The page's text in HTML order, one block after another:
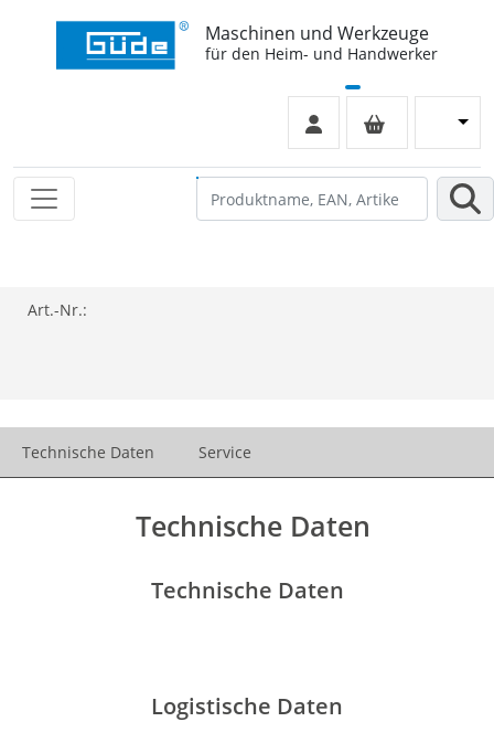
Maschinen und Werkzeuge
für den Heim- und Handwerker
Art.-Nr.:
Technische Daten Service
Technische Daten
Technische Daten
Logistische Daten